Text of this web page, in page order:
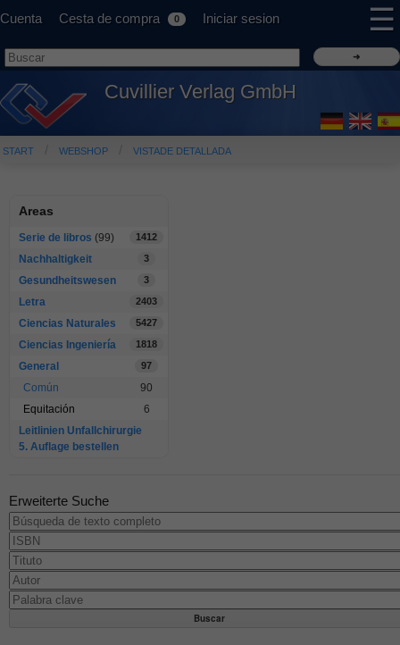
Cuenta Cesta de compra 0 Iniciar sesion ☰
Cuvillier Verlag GmbH
START WEBSHOP VISTADE DETALLADA
Areas
Serie de libros (99) 1412
Nachhaltigkeit 3
Gesundheitswesen 3
Letra 2403
Ciencias Naturales 5427
Ciencias Ingeniería 1818
General 97
Común
90
Equitación
6
Leitlinien Unfallchirurgie
5. Auflage bestellen
Erweiterte Suche